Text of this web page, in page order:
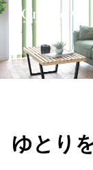
ゆとり